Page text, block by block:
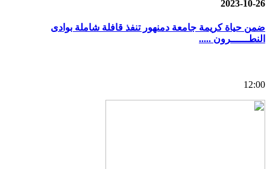
2023-10-26
ضمن حياة كريمة جامعة دمنهور تنفذ قافلة شاملة بوادى
النطــــــرون .....
12:00